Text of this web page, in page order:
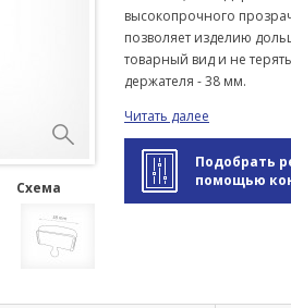
Схема
высокопрочного
позволяет изделию
товарный вид и не
держателя - 38 мм.
Читать далее
Подобрать
помощью